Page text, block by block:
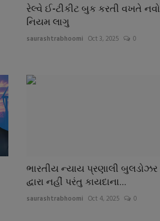
રેલ્વે ઈ-ટીકીટ બુક કરતી વખતે નવો
નિયમ લાગુ
saurashtrabhoomi Oct 3, 2025 0
ભારતીય ન્યાય પ્રણાલી બુલડોઝર
દ્વારા નહીં પરંતુ કાયદાના...
saurashtrabhoomi Oct 4, 2025 0